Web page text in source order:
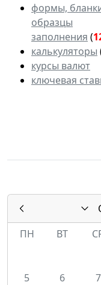
формы,
образцы
заполнения (
калькуляторы
курсы валют
ключевая
ПН
ВТ
5
6 7